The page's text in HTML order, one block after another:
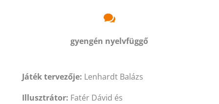

gyengén nyelvfüggő
Játék tervezője: Lenhardt Balázs​
Illusztrátor: Fatér Dávid és